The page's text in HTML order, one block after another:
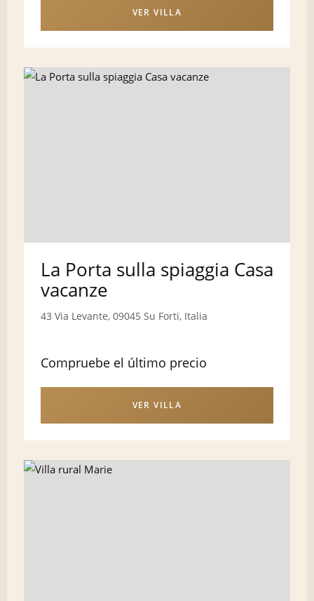
VER VILLA
La Porta sulla spiaggia Casa
vacanze
43 Via Levante, 09045 Su Forti, Italia
Compruebe el último precio
VER VILLA